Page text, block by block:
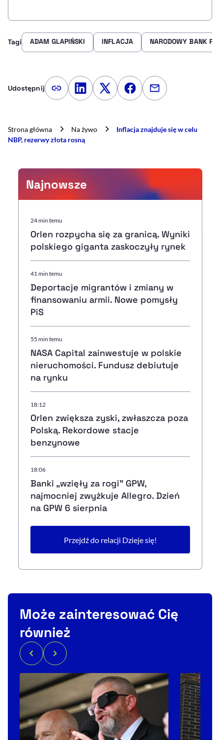
Najnowsze
24 min temu
Orlen rozpycha się za granicą. Wyniki
polskiego giganta zaskoczyły rynek
41 min temu
Deportacje migrantów i zmiany w
finansowaniu armii. Nowe pomysły
PiS
55 min temu
NASA Capital zainwestuje w polskie
nieruchomości. Fundusz debiutuje
na rynku
18:12
Orlen zwiększa zyski, zwłaszcza poza
Polską. Rekordowe stacje
benzynowe
18:06
Banki „wzięły za rogi" GPW,
najmocniej zwyżkuje Allegro. Dzień
na GPW 6 sierpnia
Przejdź do relacji Dzieje się!
Tagi ADAM GLAPIŃSKI INFLACJA NARODOWY BANK
Udostępnij Kopiuj link artykułu
Udostępnij na LinkedIn
Udostępnij na Twitterze
Udostępnij na
Udostępnij
Strona główna Na żywo
Inflacja znajduje się w celu
NBP, rezerwy złota rosną
Może zainteresować Cię
również